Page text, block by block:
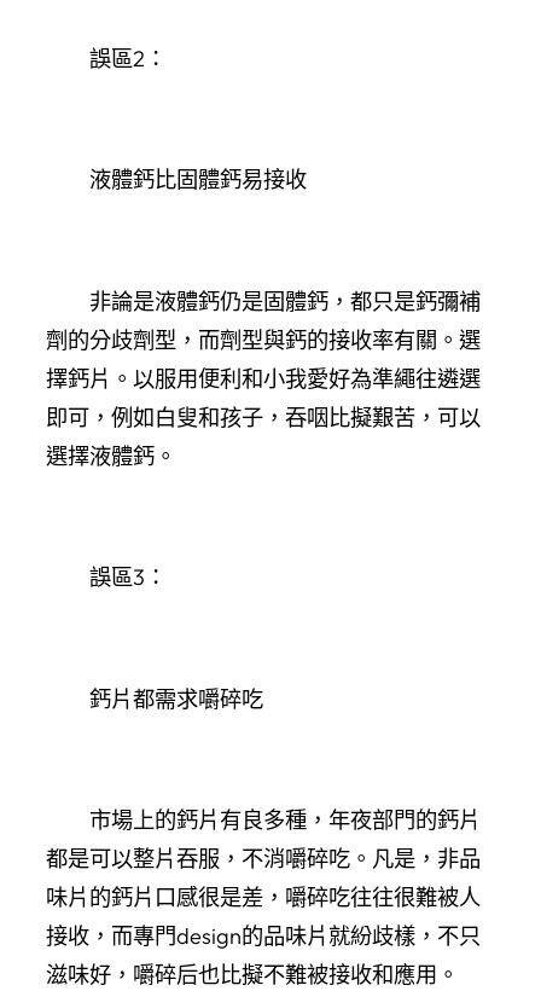
誤區2：
液體鈣比固體鈣易接收
非論是液體鈣仍是固體鈣，都只是鈣彌補
劑的分歧劑型，而劑型與鈣的接收率有關。選
擇鈣片。以服用便利和小我愛好為準繩往遴選
即可，例如白叟和孩子，吞咽比擬艱苦，可以
選擇液體鈣。
誤區3：
鈣片都需求嚼碎吃
市場上的鈣片有良多種，年夜部門的鈣片
都是可以整片吞服，不消嚼碎吃。凡是，非品
味片的鈣片口感很是差，嚼碎吃往往很難被人
接收，而專門design的品味片就紛歧樣，不只
滋味好，嚼碎后也比擬不難被接收和應用。